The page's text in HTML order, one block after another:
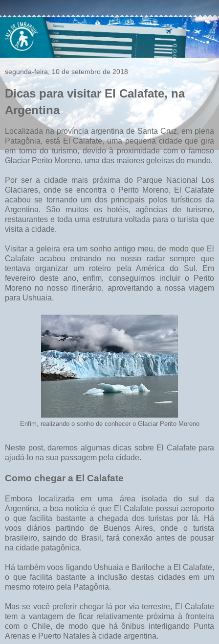
segunda-feira, 10 de setembro de 2018
Dicas para visitar El Calafate, na
Argentina
Localizada na província argentina de Santa Cruz, em plena
Patagônia, está El Calafate, uma pequena cidade que gira
em torno do turismo, devido à proximidade com o famoso
Glaciar Perito Moreno, uma das maiores geleiras do mundo.
Por ser a cidade mais próxima do Parque Nacional Los
Glaciares, onde se encontra o Perito Moreno, El Calafate
acabou se tornando um dos principais polos turísticos da
Argentina. São muitos os hotéis, agências de turismo,
restaurantes e toda uma estrutura voltada para o turista que
visita a cidade.
Visitar a geleira era um sonho antigo meu, de modo que El
Calafate acabou entrando no nosso radar sempre que
tentava organizar um roteiro pela América do Sul. Em
fevereiro deste ano, enfim, conseguimos incluir o Perito
Moreno no nosso itinerário, aproveitando a nossa viagem
para Ushuaia.
Enfim, realizando o sonho de conhecer o Glaciar Perito Moreno
Neste post, daremos algumas dicas sobre El Calafate para
ajudá-lo na sua passagem pela cidade.
Como chegar a El Calafate
Embora localizada em uma área isolada do sul da
Argentina, a boa notícia é que El Calafate possui aeroporto
o que facilita bastante a chegada dos turistas por lá. Há
voos diários partindo de Buenos Aires, onde o turista
brasileiro, saindo do Brasil, fará conexão antes de pousar
na cidade patagônica.
Há também voos ligando Ushuaia e Bariloche a El Calafate,
o que facilita bastante a inclusão destas cidades em um
mesmo roteiro pela Patagônia.
Mas se você preferir chegar lá por via terrestre, El Calafate
tem a vantagem de ficar relativamente próxima à fronteira
com o Chile, de modo que há ônibus interligando Punta
Arenas e Puerto Natales à cidade argentina.